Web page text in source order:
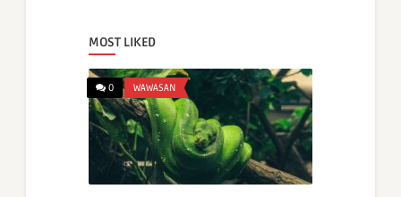
MOST LIKED
0 WAWASAN